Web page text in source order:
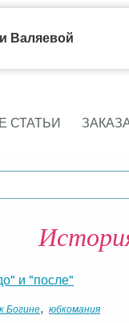
СТАТЬИ
и "после"
Богине, юбкомания
Валяевой